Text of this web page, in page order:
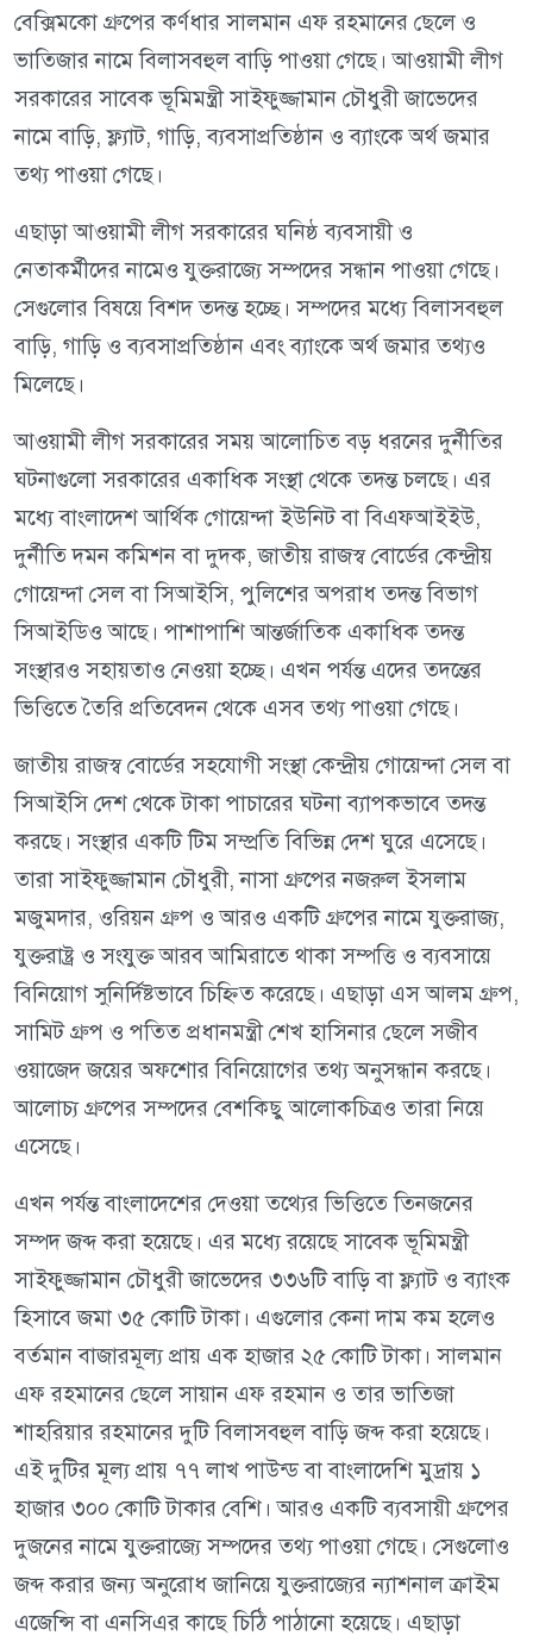
বেক্সিমকো গ্রুপের কর্ণধার সালমান এফ রহমানের ছেলে ও
ভাতিজার নামে বিলাসবহুল বাড়ি পাওয়া গেছে। আওয়ামী লীগ
সরকারের সাবেক ভূমিমন্ত্রী সাইফুজ্জামান চৌধুরী জাভেদের
নামে বাড়ি, ফ্ল্যাট, গাড়ি, ব্যবসাপ্রতিষ্ঠান ও ব্যাংকে অর্থ জমার
তথ্য পাওয়া গেছে।
এছাড়া আওয়ামী লীগ সরকারের ঘনিষ্ঠ ব্যবসায়ী ও
নেতাকর্মীদের নামেও যুক্তরাজ্যে সম্পদের সন্ধান পাওয়া গেছে।
সেগুলোর বিষয়ে বিশদ তদন্ত হচ্ছে। সম্পদের মধ্যে বিলাসবহুল
বাড়ি, গাড়ি ও ব্যবসাপ্রতিষ্ঠান এবং ব্যাংকে অর্থ জমার তথ্যও
মিলেছে।
আওয়ামী লীগ সরকারের সময় আলোচিত বড় ধরনের দুর্নীতির
ঘটনাগুলো সরকারের একাধিক সংস্থা থেকে তদন্ত চলছে। এর
মধ্যে বাংলাদেশ আর্থিক গোয়েন্দা ইউনিট বা বিএফআইইউ,
দুর্নীতি দমন কমিশন বা দুদক, জাতীয় রাজস্ব বোর্ডের কেন্দ্রীয়
গোয়েন্দা সেল বা সিআইসি, পুলিশের অপরাধ তদন্ত বিভাগ
সিআইডিও আছে। পাশাপাশি আন্তর্জাতিক একাধিক তদন্ত
সংস্থারও সহায়তাও নেওয়া হচ্ছে। এখন পর্যন্ত এদের তদন্তের
ভিত্তিতে তৈরি প্রতিবেদন থেকে এসব তথ্য পাওয়া গেছে।
জাতীয় রাজস্ব বোর্ডের সহযোগী সংস্থা কেন্দ্রীয় গোয়েন্দা সেল বা
সিআইসি দেশ থেকে টাকা পাচারের ঘটনা ব্যাপকভাবে তদন্ত
করছে। সংস্থার একটি টিম সম্প্রতি বিভিন্ন দেশ ঘুরে এসেছে।
তারা সাইফুজ্জামান চৌধুরী, নাসা গ্রুপের নজরুল ইসলাম
মজুমদার, ওরিয়ন গ্রুপ ও আরও একটি গ্রুপের নামে যুক্তরাজ্য,
যুক্তরাষ্ট্র ও সংযুক্ত আরব আমিরাতে থাকা সম্পত্তি ও ব্যবসায়ে
বিনিয়োগ সুনির্দিষ্টভাবে চিহ্নিত করেছে। এছাড়া এস আলম গ্রুপ,
সামিট গ্রুপ ও পতিত প্রধানমন্ত্রী শেখ হাসিনার ছেলে সজীব
ওয়াজেদ জয়ের অফশোর বিনিয়োগের তথ্য অনুসন্ধান করছে।
আলোচ্য গ্রুপের সম্পদের বেশকিছু আলোকচিত্রও তারা নিয়ে
এসেছে।
এখন পর্যন্ত বাংলাদেশের দেওয়া তথ্যের ভিত্তিতে তিনজনের
সম্পদ জব্দ করা হয়েছে। এর মধ্যে রয়েছে সাবেক ভূমিমন্ত্রী
সাইফুজ্জামান চৌধুরী জাভেদের ৩৩৬টি বাড়ি বা ফ্ল্যাট ও ব্যাংক
হিসাবে জমা ৩৫ কোটি টাকা। এগুলোর কেনা দাম কম হলেও
বর্তমান বাজারমূল্য প্রায় এক হাজার ২৫ কোটি টাকা। সালমান
এফ রহমানের ছেলে সায়ান এফ রহমান ও তার ভাতিজা
শাহরিয়ার রহমানের দুটি বিলাসবহুল বাড়ি জব্দ করা হয়েছে।
এই দুটির মূল্য প্রায় ৭৭ লাখ পাউন্ড বা বাংলাদেশি মুদ্রায় ১
হাজার ৩০০ কোটি টাকার বেশি। আরও একটি ব্যবসায়ী গ্রুপের
দুজনের নামে যুক্তরাজ্যে সম্পদের তথ্য পাওয়া গেছে। সেগুলোও
জব্দ করার জন্য অনুরোধ জানিয়ে যুক্তরাজ্যের ন্যাশনাল ক্রাইম
এজেন্সি বা এনসিএর কাছে চিঠি পাঠানো হয়েছে। এছাড়া